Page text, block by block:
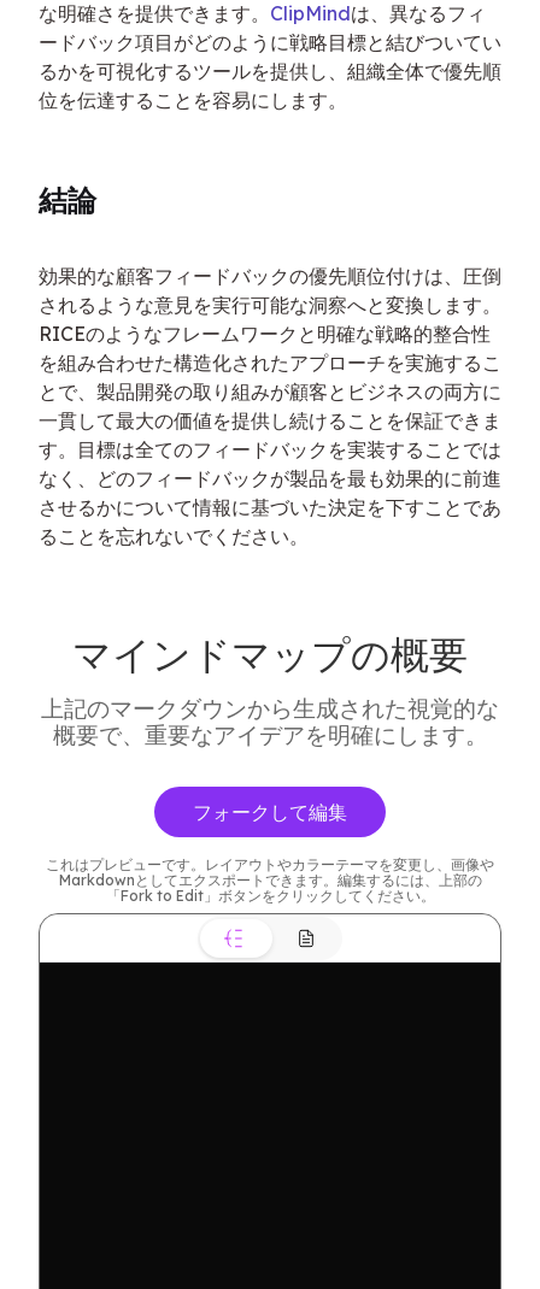
な明確さを提供できます。 ClipMindは、異なるフィ
ードバック項目がどのように戦略目標と結びついてい
るかを可視化するツールを提供し、組織全体で優先順
位を伝達することを容易にします。
結論
効果的な顧客フィードバックの優先順位付けは、圧倒
されるような意見を実行可能な洞察へと変換します。
RICEのようなフレームワークと明確な戦略的整合性
を組み合わせた構造化されたアプローチを実施するこ
とで、製品開発の取り組みが顧客とビジネスの両方に
一貫して最大の価値を提供し続けることを保証できま
す。目標は全てのフィードバックを実装することでは
なく、どのフィードバックが製品を最も効果的に前進
させるかについて情報に基づいた決定を下すことであ
ることを忘れないでください。
マインドマップの概要
上記のマークダウンから生成された視覚的な
概要で、重要なアイデアを明確にします。
フォークして編集
これはプレビューです。レイアウトやカラーテーマを変更し、画像や
Markdownとしてエクスポートできます。編集するには、上部の
「Fork to Edit」ボタンをクリックしてください。